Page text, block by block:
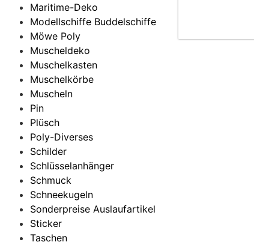
Maritime-Deko
Modellschiffe Buddelschiffe
Möwe Poly
Muscheldeko
Muschelkasten
Muschelkörbe
Muscheln
Pin
Plüsch
Poly-Diverses
Schilder
Schlüsselanhänger
Schmuck
Schneekugeln
Sonderpreise Auslaufartikel
Sticker
Taschen